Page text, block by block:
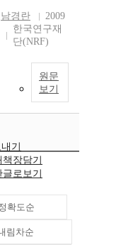
남경란
2009
한국연구재
단(NRF)
원문
보기
기
책장담기
글로보기
확도순
정확도
림차순